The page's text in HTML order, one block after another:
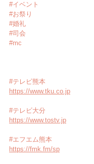
#イベント
#お祭り
#婚礼
#司会
#mc
#テレビ熊本
https://www.tku.co.jp
#テレビ大分
https://www.tostv.jp
#エフエム熊本
https://fmk.fm/sp